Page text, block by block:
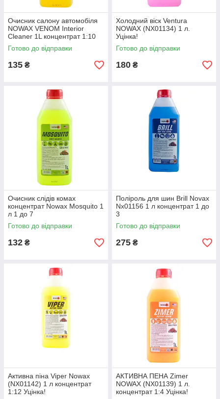
Очисник салону автомобіля
NOWAX VENOM Interior
Cleaner 1L концентрат 1:10
Распродаж!
Готово до відправки
135 ₴
Холодний віск Ventura
NOWAX (NX01134) 1 л.
Уцінка!
Готово до відправки
180 ₴
Очисник слідів комах
концентрат Nowax Mosquito 1
л 1 до 7
Готово до відправки
132 ₴
Поліроль для шин Brill Novax
Nx01156 1 л концентрат 1 до
3
Готово до відправки
275 ₴
Активна піна Viper Nowax
(NX01142) 1 л концентрат
1:12 Уцінка!
АКТИВНА ПЕНА Zimer
NOWAX (NX01139) 1 л.
концентрат 1:4 Уцінка!